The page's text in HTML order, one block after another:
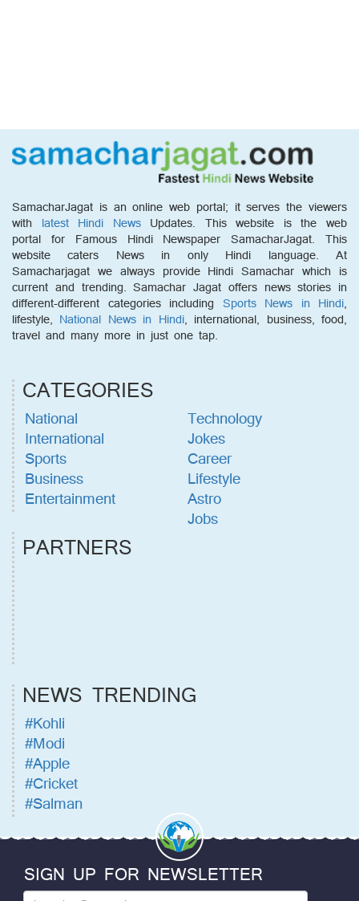
SamacharJagat is an online web portal; it serves the viewers
with latest Hindi NewsUpdates. This website is the web
portal for Famous Hindi Newspaper SamacharJagat. This
website caters News in only Hindi language. At
Samacharjagat we always provide Hindi Samachar which is
current and trending. Samachar Jagat offers news stories in
different-different categories including Sports News in Hindi,
lifestyle, National News in Hindi, international, business, food,
travel and many more in just one tap.
CATEGORIES
National
International
Sports
Business
Entertainment
Technology
Jokes
Career
Lifestyle
Astro
Jobs
PARTNERS
NEWS TRENDING
#Kohli
#Modi
#Apple
#Cricket
#Salman
SIGN UP FOR NEWSLETTER